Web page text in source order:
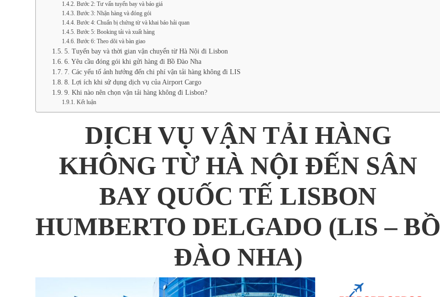
Bước 2: Tư vấn tuyến bay và báo giá
Bước 3: Nhận hàng và đóng gói
Bước 4: Chuẩn bị chứng từ và khai báo hải quan
Bước 5: Booking tải và xuất hàng
Bước 6: Theo dõi và bàn giao
5. Tuyến bay và thời gian vận chuyển từ Hà Nội đi Lisbon
6. Yêu cầu đóng gói khi gửi hàng đi Bồ Đào Nha
7. Các yếu tố ảnh hưởng đến chi phí vận tải hàng không đi LIS
8. Lợi ích khi sử dụng dịch vụ của Airport Cargo
9. Khi nào nên chọn vận tải hàng không đi Lisbon?
Kết luận
DỊCH VỤ VẬN TẢI HÀNG
KHÔNG TỪ HÀ NỘI ĐẾN SÂN
BAY QUỐC TẾ LISBON
HUMBERTO DELGADO (LIS – BỒ
ĐÀO NHA)